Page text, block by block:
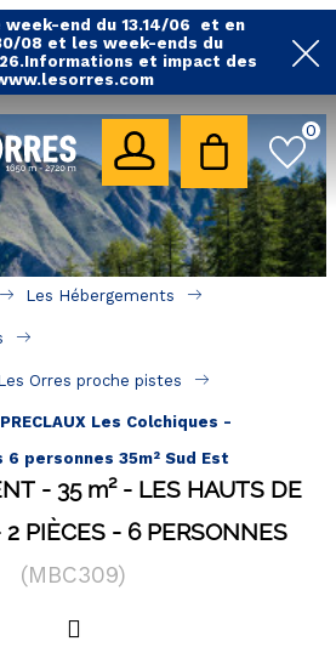
end du 13.14/06 et en
08 et les week-ends du
et impact des
0
HÉBERGEMENTS
nos locations
avec piscine
labellisés qualité
remontées mécaniques ( VTT,
d'Hôtes & SPA
& BONS PLANS
LOCALISATION
Les Hébergements
Orres proche pistes
Les Colchiques -
personnes 35m² Sud Est
35 m²
LES HAUTS DE
2 PIÈCES 6 PERSONNES
(MBC309)